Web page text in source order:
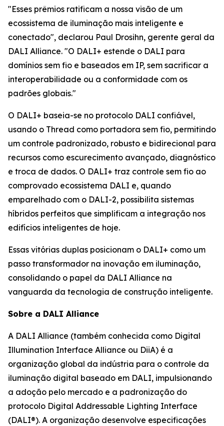
"Esses prêmios ratificam a nossa visão de um
ecossistema de iluminação mais inteligente e
conectado", declarou Paul Drosihn, gerente geral da
DALI Alliance. "O DALI+ estende o DALI para
domínios sem fio e baseados em IP, sem sacrificar a
interoperabilidade ou a conformidade com os
padrões globais."
O DALI+ baseia-se no protocolo DALI confiável,
usando o Thread como portadora sem fio, permitindo
um controle padronizado, robusto e bidirecional para
recursos como escurecimento avançado, diagnóstico
e troca de dados. O DALI+ traz controle sem fio ao
comprovado ecossistema DALI e, quando
emparelhado com o DALI-2, possibilita sistemas
híbridos perfeitos que simplificam a integração nos
edifícios inteligentes de hoje.
Essas vitórias duplas posicionam o DALI+ como um
passo transformador na inovação em iluminação,
consolidando o papel da DALI Alliance na
vanguarda da tecnologia de construção inteligente.
Sobre a DALI Alliance
A DALI Alliance (também conhecida como Digital
Illumination Interface Alliance ou DiiA) é a
organização global da indústria para o controle da
iluminação digital baseado em DALI, impulsionando
a adoção pelo mercado e a padronização do
protocolo Digital Addressable Lighting Interface
(DALI®). A organização desenvolve especificações